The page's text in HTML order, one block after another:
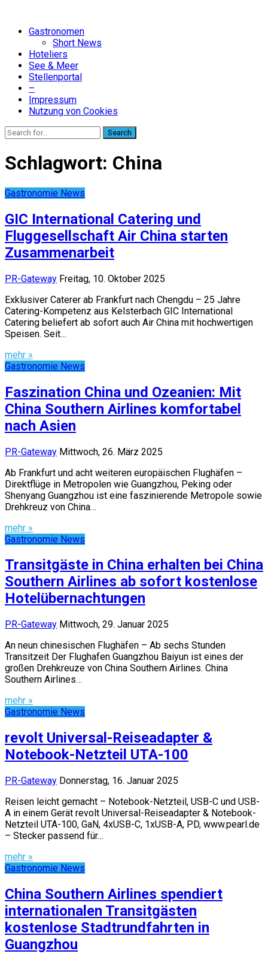
Gastronomen
Short News
Hoteliers
See & Meer
Stellenportal
–
Impressum
Nutzung von Cookies
Search
Schlagwort: China
Gastronomie News
GIC International Catering und
Fluggesellschaft Air China starten
Zusammenarbeit
PR-Gateway Freitag, 10. Oktober 2025
Exklusiver Caterer ab Frankfurt nach Chengdu – 25 Jahre
Catering-Kompetenz aus Kelsterbach GIC International
Catering beliefert ab sofort auch Air China mit hochwertigen
Speisen. Seit…
mehr »
Gastronomie News
Faszination China und Ozeanien: Mit
China Southern Airlines komfortabel
nach Asien
PR-Gateway Mittwoch, 26. März 2025
Ab Frankfurt und acht weiteren europäischen Flughäfen –
Direktflüge in Metropolen wie Guangzhou, Peking oder
Shenyang Guangzhou ist eine faszinierende Metropole sowie
Drehkreuz von China…
mehr »
Gastronomie News
Transitgäste in China erhalten bei China
Southern Airlines ab sofort kostenlose
Hotelübernachtungen
PR-Gateway Mittwoch, 29. Januar 2025
An neun chinesischen Flughäfen – Ab sechs Stunden
Transitzeit Der Flughafen Guangzhou Baiyun ist eines der
großen Drehkreuze von China Southern Airlines. China
Southern Airlines…
mehr »
Gastronomie News
revolt Universal-Reiseadapter &
Notebook-Netzteil UTA-100
PR-Gateway Donnerstag, 16. Januar 2025
Reisen leicht gemacht – Notebook-Netzteil, USB-C und USB-
A in einem Gerät revolt Universal-Reiseadapter & Notebook-
Netzteil UTA-100, GaN, 4xUSB-C, 1xUSB-A, PD, www.pearl.de
– Stecker passend für…
mehr »
Gastronomie News
China Southern Airlines spendiert
internationalen Transitgästen
kostenlose Stadtrundfahrten in
Guangzhou